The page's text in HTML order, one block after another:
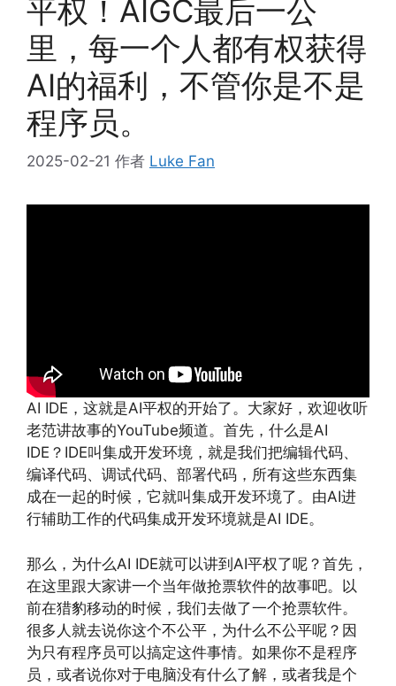
平权！AIGC最后一公
里，每一个人都有权获得
AI的福利，不管你是不是
程序员。
2025-02-21 作者 Luke Fan
AI IDE，这就是AI平权的开始了。大家好，欢迎收听
老范讲故事的YouTube频道。首先，什么是AI
IDE？IDE叫集成开发环境，就是我们把编辑代码、
编译代码、调试代码、部署代码，所有这些东西集
成在一起的时候，它就叫集成开发环境了。由AI进
行辅助工作的代码集成开发环境就是AI IDE。
那么，为什么AI IDE就可以讲到AI平权了呢？首先，
在这里跟大家讲一个当年做抢票软件的故事吧。以
前在猎豹移动的时候，我们去做了一个抢票软件。
很多人就去说你这个不公平，为什么不公平呢？因
为只有程序员可以搞定这件事情。如果你不是程序
员，或者说你对于电脑没有什么了解，或者我是个